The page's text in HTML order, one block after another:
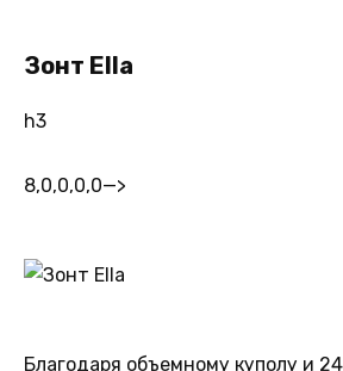
Зонт Ella
h3
8,0,0,0,0—>
Благодаря объемному куполу и